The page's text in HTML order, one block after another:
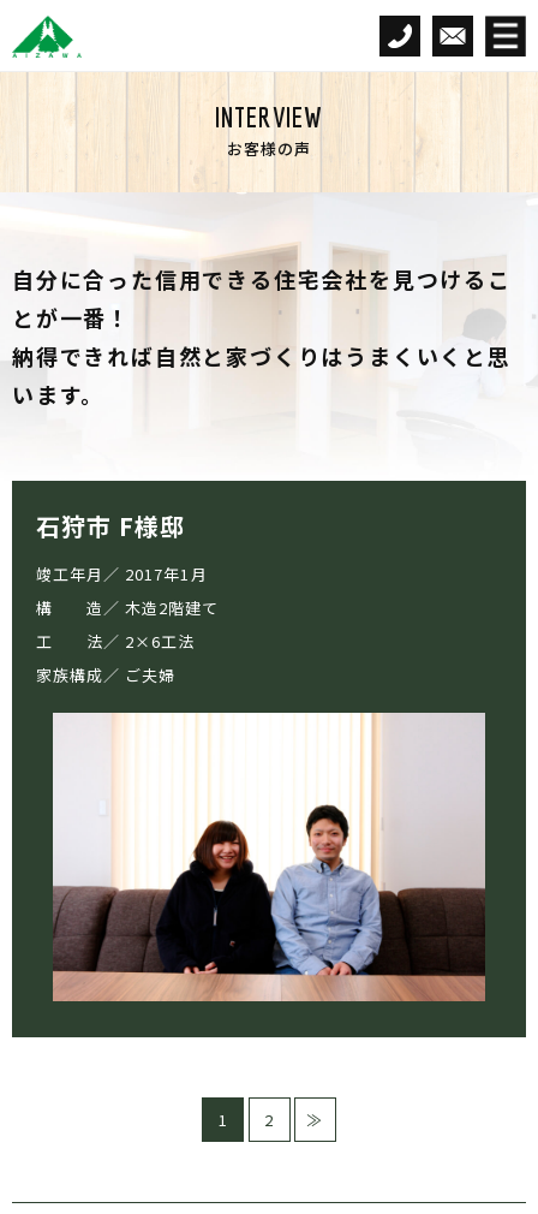
INTERVIEW
お客様の声
自分に合った信用できる住宅会社を見つけるこ
とが一番！
納得できれば自然と家づくりはうまくいくと思
います。
石狩市 F様邸
竣工年月
2017年1月
構 造
木造2階建て
工 法
2×6工法
家族構成
ご夫婦
1 2 ≫